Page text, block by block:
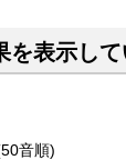
を表示し
音順)